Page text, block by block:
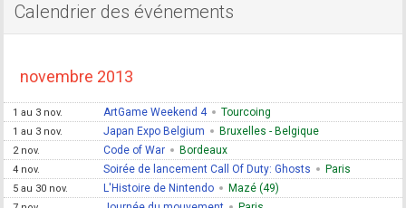
Calendrier des événements
novembre 2013
1 au 3 nov. ArtGame Weekend 4 Tourcoing
1 au 3 nov. Japan Expo Belgium Bruxelles - Belgique
2 nov. Code of War Bordeaux
4 nov. Soirée de lancement Call Of Duty: Ghosts Paris
5 au 30 nov. L'Histoire de Nintendo Mazé (49)